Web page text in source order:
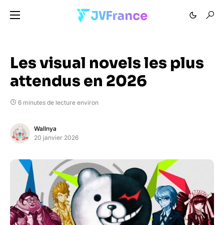
Les visual novels les plus
attendus en 2026
6 minutes de lecture environ
Wallnya
20 janvier 2026